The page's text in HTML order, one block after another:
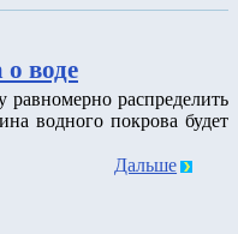
воде
распределить
водного покрова будет
Дальше